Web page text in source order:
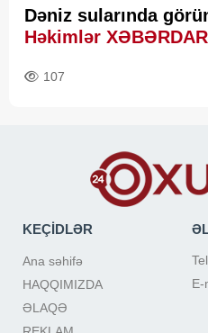
Dəniz sularında
Həkimlər
107
KEÇİDLƏR
Ana səhifə
HAQQIMIZDA
ƏLAQƏ
E-